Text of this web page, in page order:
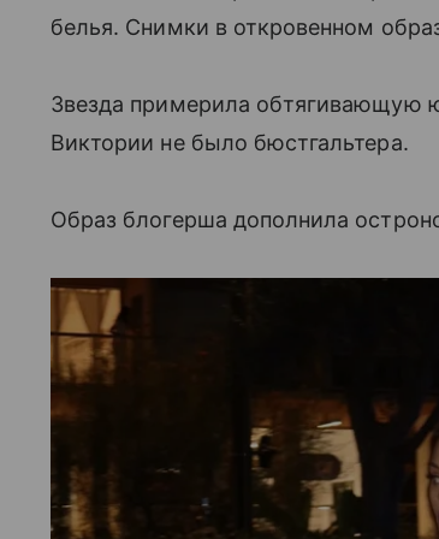
белья. Снимки в откровенном
Звезда примерила обтягивающую
Виктории не было бюстгальтера.
Образ блогерша дополнила